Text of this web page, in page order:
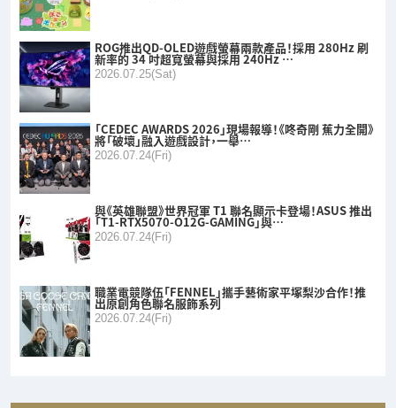
ROG推出QD-OLED遊戲螢幕兩款產品！採用 280Hz 刷
新率的 34 吋超寬螢幕與採用 240Hz …
2026.07.25(Sat)
「CEDEC AWARDS 2026」現場報導！《咚奇剛 蕉力全開》
將「破壞」融入遊戲設計，一舉…
2026.07.24(Fri)
與《英雄聯盟》世界冠軍 T1 聯名顯示卡登場！ASUS 推出
「T1-RTX5070-O12G-GAMING」與…
2026.07.24(Fri)
職業電競隊伍「FENNEL」攜手藝術家平塚梨沙合作！推
出原創角色聯名服飾系列
2026.07.24(Fri)